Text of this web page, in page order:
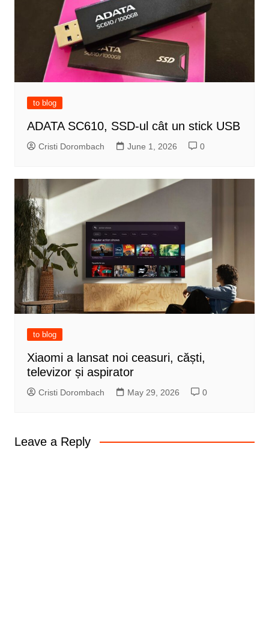
to blog
ADATA SC610, SSD-ul cât un stick USB
Cristi Dorombach June 1, 2026 0
to blog
Xiaomi a lansat noi ceasuri, căști,
televizor și aspirator
Cristi Dorombach May 29, 2026 0
Leave a Reply